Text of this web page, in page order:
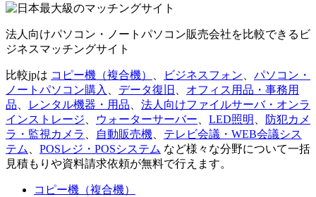
法人向けパソコン・ノートパソコン販売会社を比較できるビ
ジネスマッチングサイト
比較jpは コピー機（複合機） ビジネスフォン
パソコン・
ノートパソコン購入
データ復旧
オフィス用品・事務用
品
レンタル機器・用品
法人向けファイルサーバ・オンラ
インストレージ
ウォーターサーバー LED照明
防犯カメ
ラ・監視カメラ
自動販売機
テレビ会議・WEB会議シス
テム
POSレジ・POSシステム など様々な分野について一括
見積もりや資料請求依頼が無料で行えます。
コピー機（複合機）